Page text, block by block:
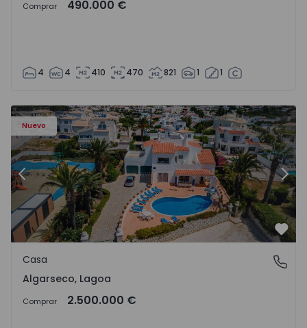
Comprar 490.000 €
4 4 410 470 821 1 1
Nuevo
Casa T6 Lagoa, Algarseco - 1523918 - 51
Anterior
Algarseco, Lagoa
Casa
Algarseco, Lagoa
Comprar 2.500.000 €